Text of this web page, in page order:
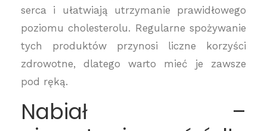
serca i ułatwiają utrzymanie prawidłowego
poziomu cholesterolu. Regularne spożywanie
tych produktów przynosi liczne korzyści
zdrowotne, dlatego warto mieć je zawsze
pod ręką.
Nabiał –